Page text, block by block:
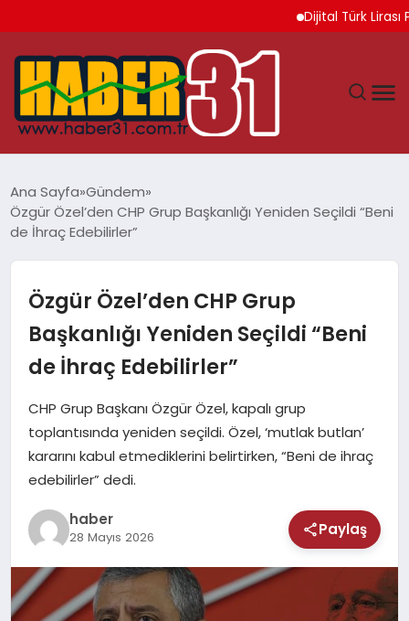
Dijital Türk Lirası
HATAY
EKONOMI
GÜNDEM
MAGAZIN
SAĞLIK
TEKNOLOJI
Ana Sayfa Gündem
Özgür Özel’den CHP Grup Başkanlığı Yeniden Seçildi “Beni
de İhraç Edebilirler”
Özgür Özel’den CHP Grup
Başkanlığı Yeniden Seçildi “Beni
de İhraç Edebilirler”
CHP Grup Başkanı Özgür Özel, kapalı grup
toplantısında yeniden seçildi. Özel, ‘mutlak butlan’
kararını kabul etmediklerini belirtirken, “Beni de ihraç
edebilirler” dedi.
haber
28 Mayıs 2026 Paylaş